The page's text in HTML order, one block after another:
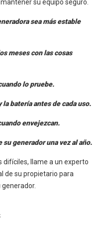
su equipo seguro.
sea más estable
meses con las cosas
lo pruebe.
batería antes de cada uso.
envejezcan.
generador una vez al año.
difíciles, llame a un experto
de su propietario para